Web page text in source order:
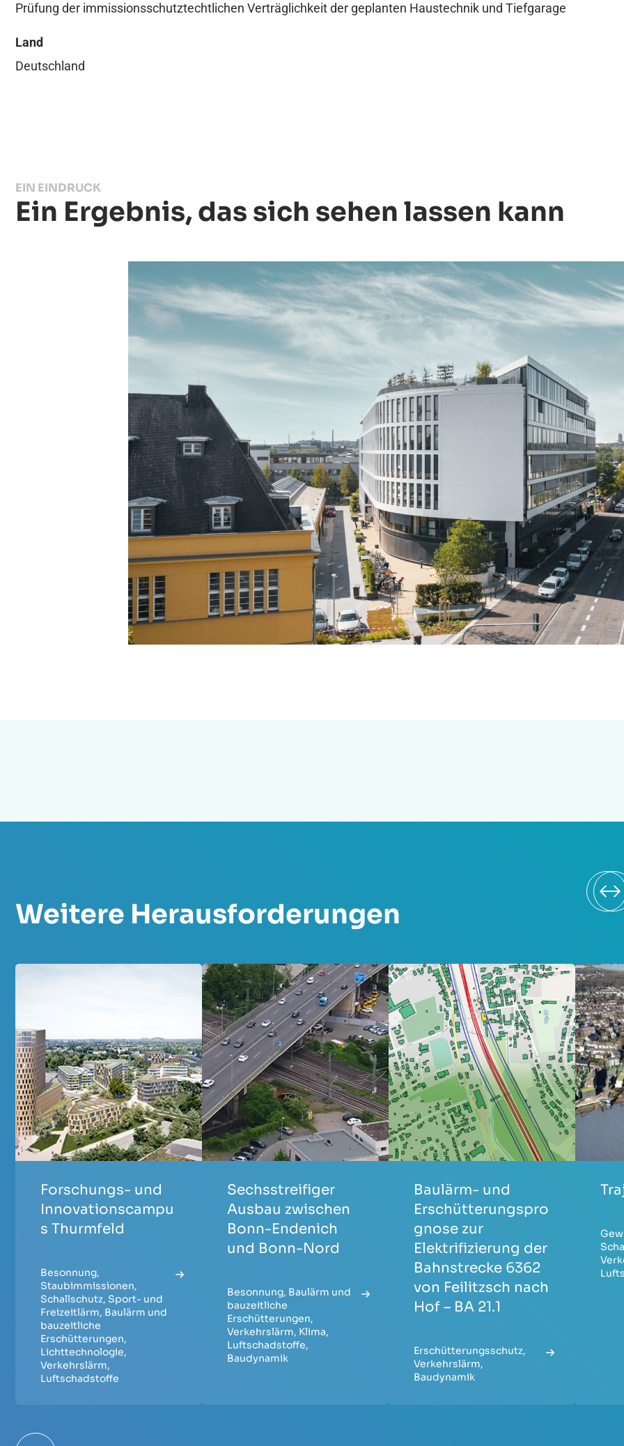
Prüfung der immissionsschutztechtlichen Verträglichkeit der geplanten Haustechnik und Tiefgarage
Land
Deutschland
EIN EINDRUCK
Ein Ergebnis, das sich sehen lassen kann
Weitere Herausforderungen
Forschungs- und
Innovationscampu
s Thurmfeld
Besonnung,
Staubimmissionen,
Schallschutz, Sport- und
Freizeitlärm, Baulärm und
bauzeitliche
Erschütterungen,
Lichttechnologie,
Verkehrslärm,
Luftschadstoffe
Sechsstreifiger
Ausbau zwischen
Bonn-Endenich
und Bonn-Nord
Besonnung, Baulärm und
bauzeitliche
Erschütterungen,
Verkehrslärm, Klima,
Luftschadstoffe,
Baudynamik
Baulärm- und
Erschütterungspro
gnose zur
Elektrifizierung der
Bahnstrecke 6362
von Feilitzsch nach
Hof – BA 21.1
Erschütterungsschutz,
Verkehrslärm,
Baudynamik